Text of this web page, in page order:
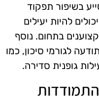
בשיפור תפקוד
להיות יעילים
בתחום. נוסף
לגורמי סיכון, כמו
גופנית סדירה.
התמודדות